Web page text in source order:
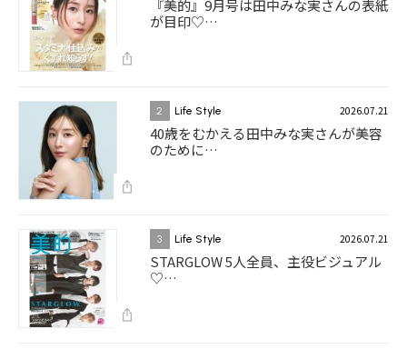
『美的』9月号は田中みな実さんの表紙
が目印♡…
2 Life Style 2026.07.21
40歳をむかえる田中みな実さんが美容
のために…
3 Life Style 2026.07.21
STARGLOW 5人全員、主役ビジュアル
♡…